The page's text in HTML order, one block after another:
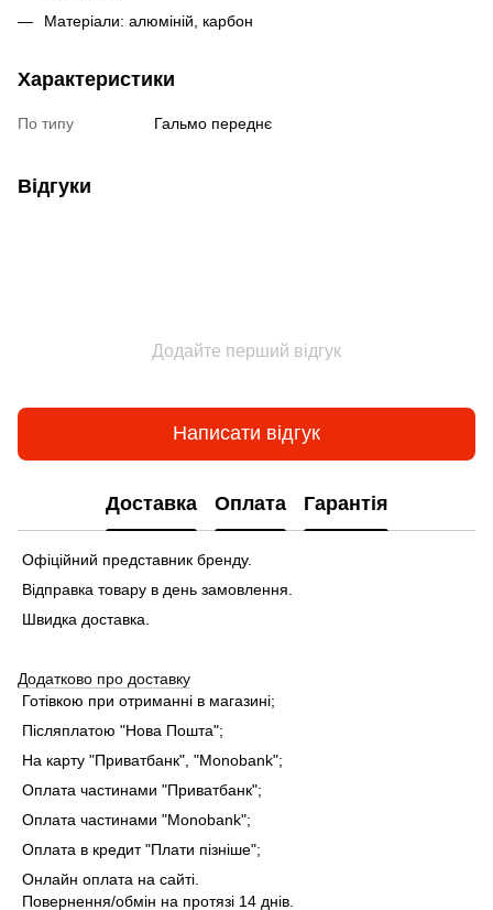
Матеріали: алюміній, карбон
Характеристики
По типу Гальмо переднє
Відгуки
Додайте перший відгук
Написати відгук
Доставка Оплата Гарантія
Офіційний представник бренду.
Відправка товару в день замовлення.
Швидка доставка.
Додатково про доставку
Готівкою при отриманні в магазині;
Післяплатою "Нова Пошта";
На карту "Приватбанк", "Monobank";
Оплата частинами "Приватбанк";
Оплата частинами "Monobank";
Оплата в кредит "Плати пізніше";
Онлайн оплата на сайті.
Повернення/обмін на протязі 14 днів.